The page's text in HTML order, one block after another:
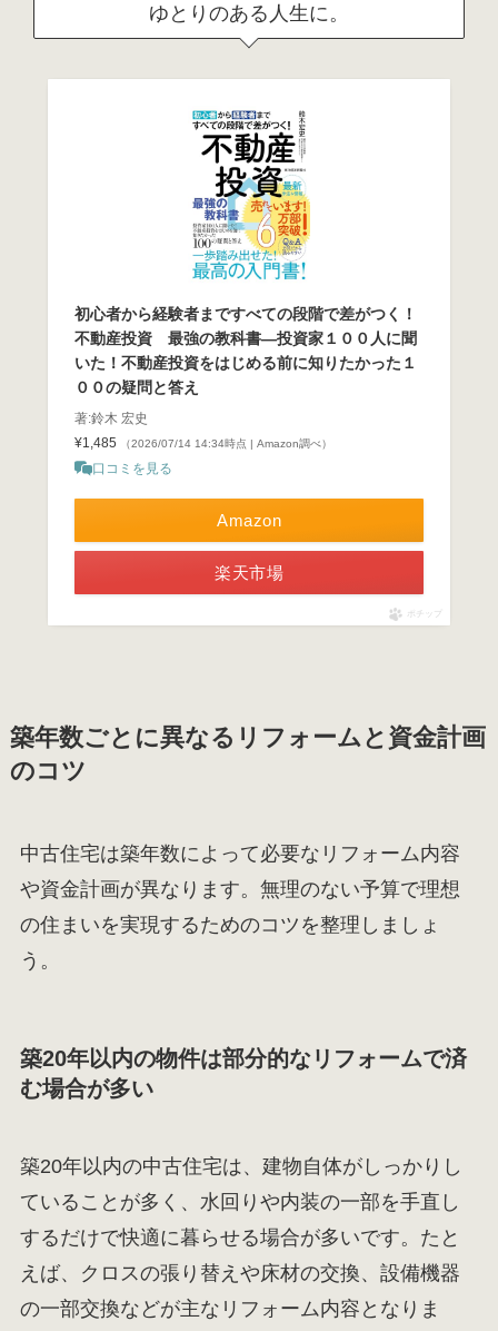
ゆとりのある人生に。
初心者から経験者まですべての段階で差がつく！
不動産投資 最強の教科書―投資家１００人に聞
いた！不動産投資をはじめる前に知りたかった１
００の疑問と答え
著:鈴木 宏史
¥1,485
（2026/07/14 14:34時点 | Amazon調べ）
口コミを見る
Amazon
楽天市場
ポチップ
築年数ごとに異なるリフォームと資金計画
のコツ
中古住宅は築年数によって必要なリフォーム内容
や資金計画が異なります。無理のない予算で理想
の住まいを実現するためのコツを整理しましょ
う。
築20年以内の物件は部分的なリフォームで済
む場合が多い
築20年以内の中古住宅は、建物自体がしっかりし
ていることが多く、水回りや内装の一部を手直し
するだけで快適に暮らせる場合が多いです。たと
えば、クロスの張り替えや床材の交換、設備機器
の一部交換などが主なリフォーム内容となりま